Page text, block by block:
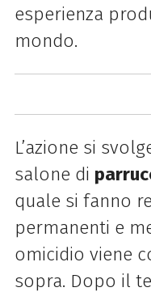
esperienza
mondo.
L’azione si
salone di
quale si fanno
permanenti e
omicidio viene
sopra. Dopo il